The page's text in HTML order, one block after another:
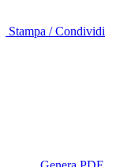
Stampa / Condividi